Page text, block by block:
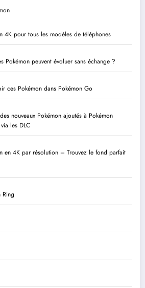
4K pour tous les modèles de téléphones
Pokémon peuvent évoluer sans échange ?
ces Pokémon dans Pokémon Go
nouveaux Pokémon ajoutés à Pokémon
les DLC
en 4K par résolution – Trouvez le fond parfait
Ring